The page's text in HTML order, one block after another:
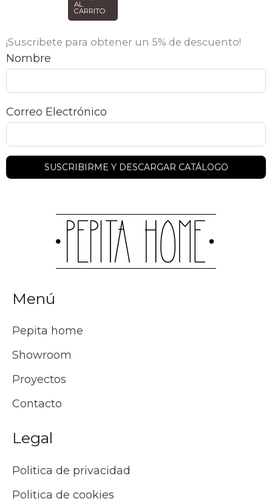
AL
CARRITO
¡Suscribete para obtener un 5% de descuento!
Nombre
Correo Electrónico
Menú
Pepita home
Showroom
Proyectos
Contacto
Legal
Politica de privacidad
Politica de cookies